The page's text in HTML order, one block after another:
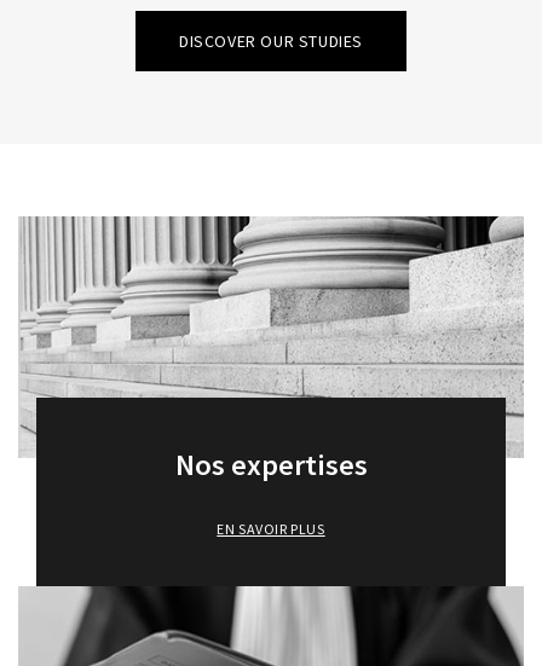
DISCOVER OUR STUDIES
Nos expertises
EN SAVOIR PLUS